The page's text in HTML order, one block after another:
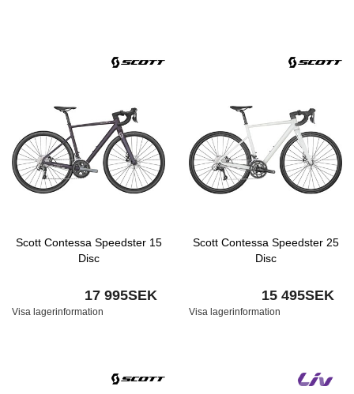
Scott Contessa Speedster 15
Disc
17 995SEK
Visa lagerinformation
Scott Contessa Speedster 25
Disc
15 495SEK
Visa lagerinformation